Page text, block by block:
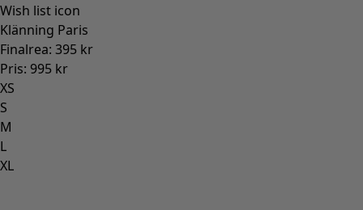
Wish list icon
Klänning Paris
Finalrea: 395 kr
Pris: 995 kr
XS
S
M
L
XL